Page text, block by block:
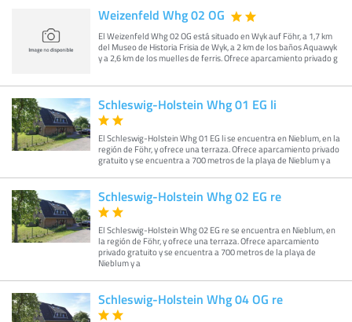
Weizenfeld Whg 02 OG
El Weizenfeld Whg 02 OG está situado en Wyk auf Föhr, a 1,7 km
del Museo de Historia Frisia de Wyk, a 2 km de los baños Aquawyk
y a 2,6 km de los muelles de ferris. Ofrece aparcamiento privado g
Schleswig-Holstein Whg 01 EG li
El Schleswig-Holstein Whg 01 EG li se encuentra en Nieblum, en la
región de Föhr, y ofrece una terraza. Ofrece aparcamiento privado
gratuito y se encuentra a 700 metros de la playa de Nieblum y a
Schleswig-Holstein Whg 02 EG re
El Schleswig-Holstein Whg 02 EG re se encuentra en Nieblum, en
la región de Föhr, y ofrece una terraza. Ofrece aparcamiento
privado gratuito y se encuentra a 700 metros de la playa de
Nieblum y a
Schleswig-Holstein Whg 04 OG re